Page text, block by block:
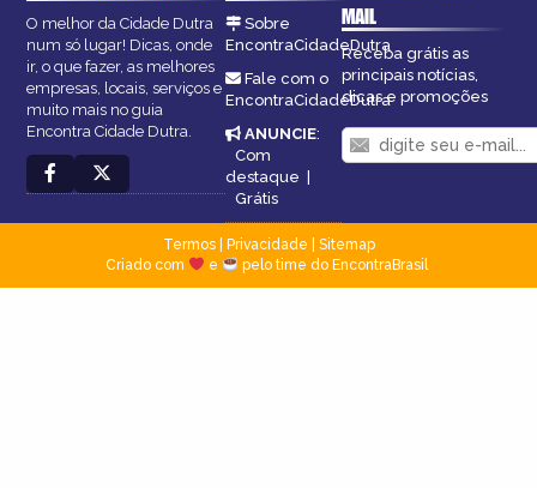
O melhor da Cidade Dutra
num só lugar! Dicas, onde
ir, o que fazer, as melhores
empresas, locais, serviços e
muito mais no guia
Encontra Cidade Dutra.
Sobre
EncontraCidadeDutra
Fale com o
EncontraCidadeDutra
ANUNCIE:
Com
destaque |
Grátis
MAIL
Receba grátis as
principais notícias,
dicas e promoções
Termos| Privacidade
Sitemap
Criado com
e pelo time do EncontraBrasil